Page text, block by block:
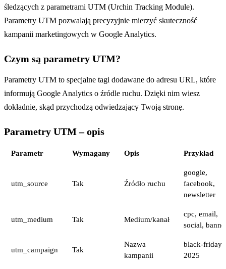
śledzących z parametrami UTM (Urchin Tracking Module).
Parametry UTM pozwalają precyzyjnie mierzyć skuteczność
kampanii marketingowych w Google Analytics.
Czym są parametry UTM?
Parametry UTM to specjalne tagi dodawane do adresu URL, które
informują Google Analytics o źródle ruchu. Dzięki nim wiesz
dokładnie, skąd przychodzą odwiedzający Twoją stronę.
Parametry UTM – opis
Parametr Wymagany Opis Przykład
utm_source Tak Źródło ruchu
google,
facebook,
newsletter
utm_medium Tak Medium/kanał
cpc, email,
social,
utm_campaign Tak
Nazwa
kampanii
black-friday-
2025